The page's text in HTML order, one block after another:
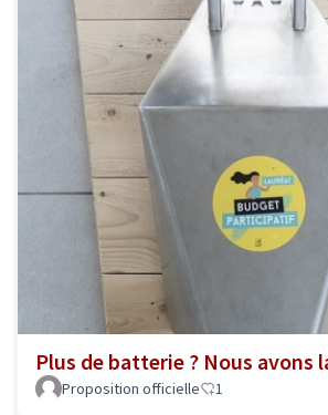
Plus de batterie ? Nous avons
Proposition officielle 1